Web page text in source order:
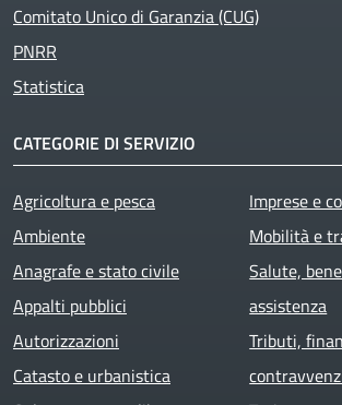
Comitato Unico di Garanzia (CUG)
PNRR
Statistica
CATEGORIE DI SERVIZIO
Agricoltura e pesca
Ambiente
Anagrafe e stato civile
Appalti pubblici
Autorizzazioni
Catasto e urbanistica
Imprese e
Mobilità e
Salute,
assistenza
Tributi,